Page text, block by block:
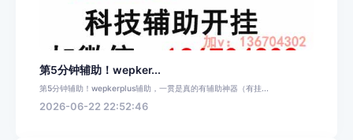
第5分钟辅助！wepker...
第5分钟辅助！wepkerplus辅助，一贯是真的有辅助神器（有挂...
2026-06-22 22:52:46